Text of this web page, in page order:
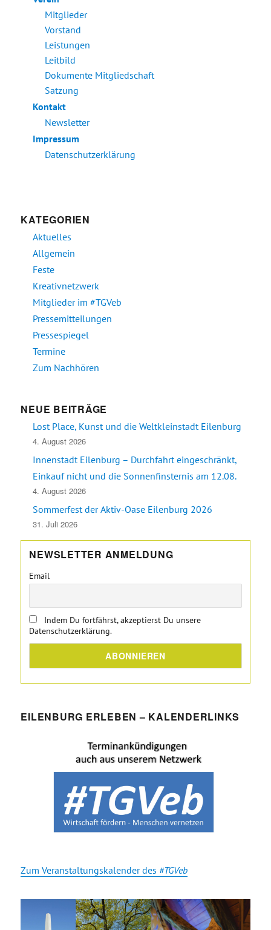
Mitglieder
Vorstand
Leistungen
Leitbild
Dokumente Mitgliedschaft
Satzung
Kontakt
Newsletter
Impressum
Datenschutzerklärung
KATEGORIEN
Aktuelles
Allgemein
Feste
Kreativnetzwerk
Mitglieder im #TGVeb
Pressemitteilungen
Pressespiegel
Termine
Zum Nachhören
NEUE BEITRÄGE
Lost Place, Kunst und die Weltkleinstadt Eilenburg
4. August 2026
Innenstadt Eilenburg – Durchfahrt eingeschränkt,
Einkauf nicht und die Sonnenfinsternis am 12.08.
4. August 2026
Sommerfest der Aktiv-Oase Eilenburg 2026
31. Juli 2026
NEWSLETTER ANMELDUNG
Email
Indem Du fortfährst, akzeptierst Du unsere
Datenschutzerklärung.
EILENBURG ERLEBEN – KALENDERLINKS
Zum Veranstaltungskalender des #TGVeb